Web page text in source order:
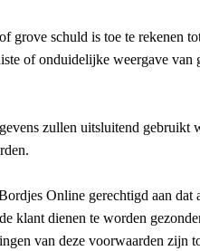
grove schuld is toe te rekenen
of onduidelijke weergave van
zullen uitsluitend
Online gerechtigd aan dat
klant dienen te worden
van deze voorwaarden zijn